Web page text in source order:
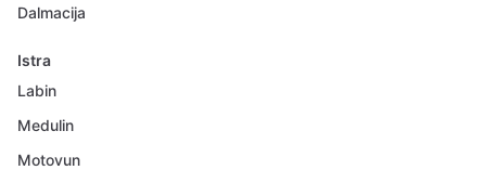
Dalmacija
Istra
Labin
Medulin
Motovun